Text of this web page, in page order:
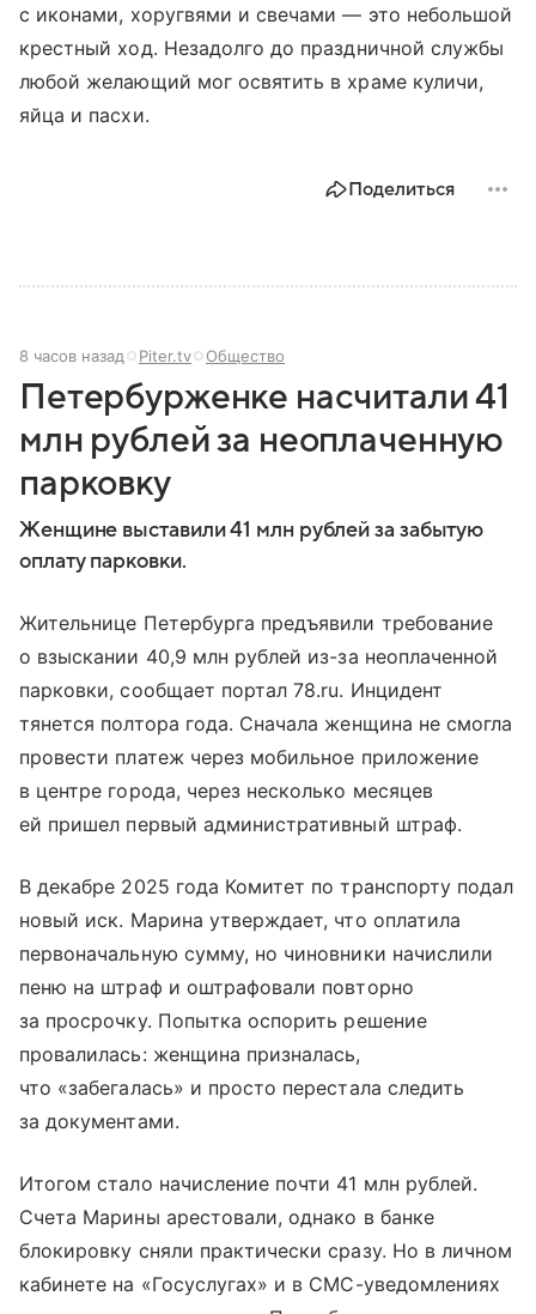
с иконами, хоругвями и свечами — это небольшой
крестный ход. Незадолго до праздничной службы
любой желающий мог освятить в храме куличи,
яйца и пасхи.
Поделиться
8 часов назад Piter.tv Общество
Петербурженке насчитали 41
млн рублей за неоплаченную
парковку
Женщине выставили 41 млн рублей за забытую
оплату парковки.
Жительнице Петербурга предъявили требование
о взыскании 40,9 млн рублей из-за неоплаченной
парковки, сообщает портал 78.ru. Инцидент
тянется полтора года. Сначала женщина не смогла
провести платеж через мобильное приложение
в центре города, через несколько месяцев
ей пришел первый административный штраф.
В декабре 2025 года Комитет по транспорту подал
новый иск. Марина утверждает, что оплатила
первоначальную сумму, но чиновники начислили
пеню на штраф и оштрафовали повторно
за просрочку. Попытка оспорить решение
провалилась: женщина призналась,
что «забегалась» и просто перестала следить
за документами.
Итогом стало начисление почти 41 млн рублей.
Счета Марины арестовали, однако в банке
блокировку сняли практически сразу. Но в личном
кабинете на «Госуслугах» и в СМС-уведомлениях